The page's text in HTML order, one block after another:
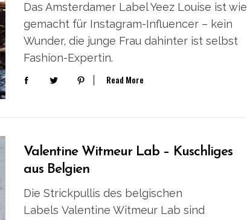
Das Amsterdamer Label Yeez Louise ist wie
gemacht für Instagram-Influencer – kein
Wunder, die junge Frau dahinter ist selbst
Fashion-Expertin.
Read More
Valentine Witmeur Lab – Kuschliges
aus Belgien
Die Strickpullis des belgischen
Labels Valentine Witmeur Lab sind